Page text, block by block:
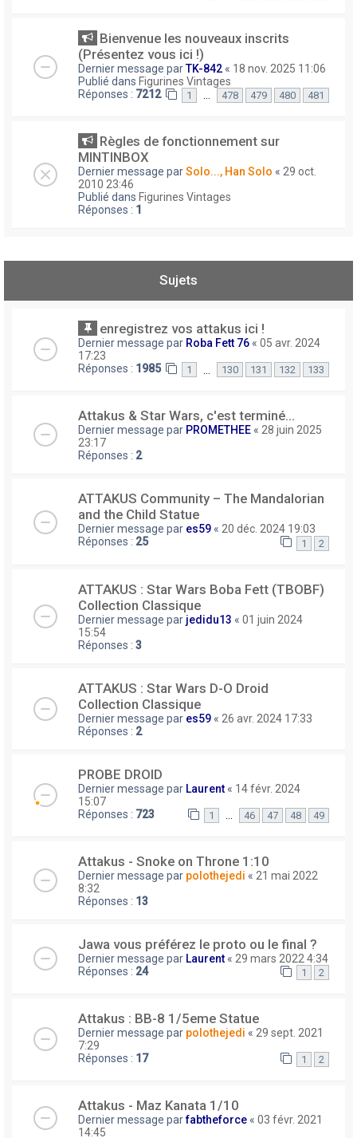
Bienvenue les nouveaux inscrits
(Présentez vous ici !)
Dernier message parTK-842 « 18 nov. 2025 11:06
Publié dans Figurines Vintages
Réponses : 7212 1 … 478 479 480 481
Règles de fonctionnement sur
MINTINBOX
Dernier message parSolo..., Han Solo « 29 oct.
2010 23:46
Publié dans Figurines Vintages
Réponses : 1
Sujets
enregistrez vos attakus ici !
Dernier message par Roba Fett 76 « 05 avr. 2024
17:23
Réponses : 1985 1 130 131 132 133
Attakus & Star Wars, c'est terminé...
Dernier message par PROMETHEE « 28 juin 2025
23:17
Réponses : 2
ATTAKUS Community – The Mandalorian
and the Child Statue
Dernier message par es59 « 20 déc. 2024 19:03
Réponses : 25 1 2
ATTAKUS : Star Wars Boba Fett (TBOBF)
Collection Classique
Dernier message par jedidu13 « 01 juin 2024
15:54
Réponses : 3
ATTAKUS : Star Wars D-O Droid
Collection Classique
Dernier message par es59 « 26 avr. 2024 17:33
Réponses : 2
PROBE DROID
Dernier message par Laurent « 14 févr. 2024
15:07
Réponses : 723 1 46 47 48 49
Attakus - Snoke on Throne 1:10
Dernier message par polothejedi « 21 mai 2022
8:32
Réponses : 13
Jawa vous préférez le proto ou le final ?
Dernier message par Laurent « 29 mars 2022 4:34
Réponses : 24 1 2
Attakus : BB-8 1/5eme Statue
Dernier message par polothejedi « 29 sept. 2021
7:29
Réponses : 17 1 2
Attakus - Maz Kanata 1/10
Dernier message parfabtheforce « 03 févr. 2021
14:45